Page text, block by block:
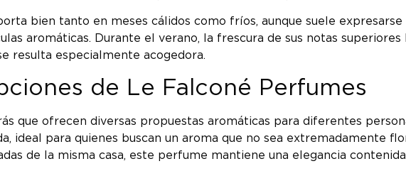
bien tanto en meses cálidos como fríos, aunque suele
aromáticas. Durante el verano, la frescura de sus notas
resulta especialmente acogedora.
de Le Falconé Perfumes
que ofrecen diversas propuestas aromáticas para diferentes
ideal para quienes buscan un aroma que no sea extremadamente
de la misma casa, este perfume mantiene una elegancia